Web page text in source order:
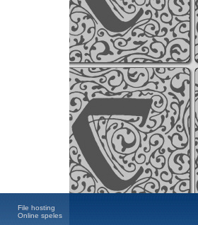
File hosting
Online speles